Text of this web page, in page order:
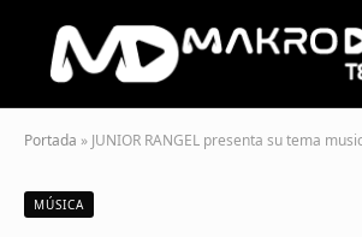
Portada » JUNIOR RANGEL presenta su tema
MÚSICA